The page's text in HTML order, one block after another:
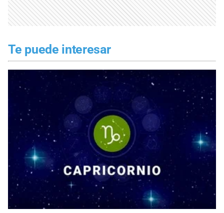
Te puede interesar